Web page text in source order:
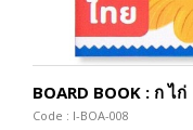
BOARD BOOK : ก ไก่
Code : I-BOA-008